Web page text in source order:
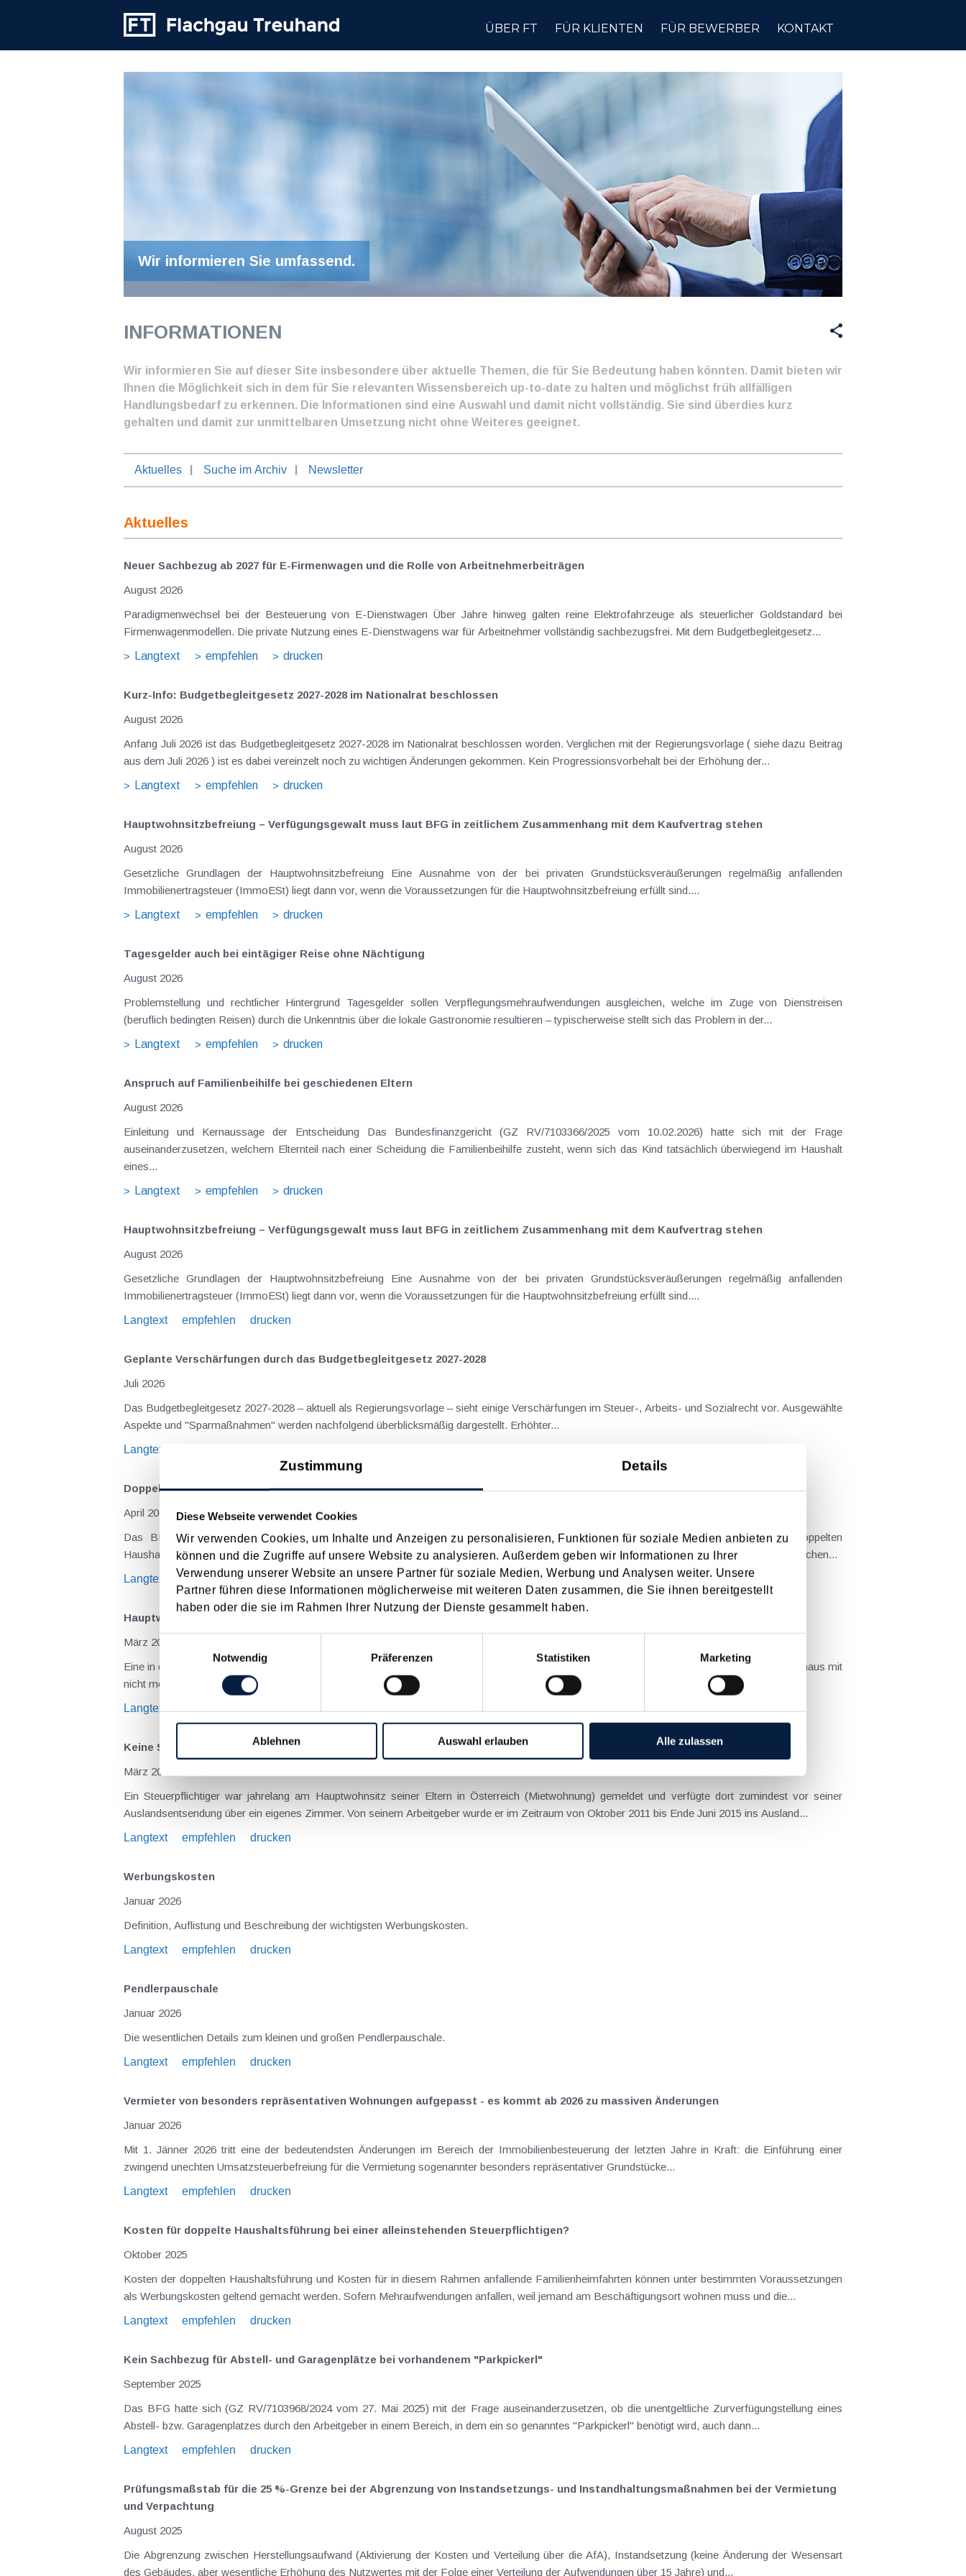
Zustimmung Details
Diese Webseite verwendet Cookies
Wir verwenden Cookies, um Inhalte und Anzeigen zu personalisieren, Funktionen für soziale Medien anbieten zu
können und die Zugriffe auf unsere Website zu analysieren. Außerdem geben wir Informationen zu Ihrer
Verwendung unserer Website an unsere Partner für soziale Medien, Werbung und Analysen weiter. Unsere
Partner führen diese Informationen möglicherweise mit weiteren Daten zusammen, die Sie ihnen bereitgestellt
haben oder die sie im Rahmen Ihrer Nutzung der Dienste gesammelt haben.
Einwilligungsauswahl
Notwendig
Präferenzen Statistiken Marketing
Ablehnen Auswahl erlauben Alle zulassen
ÜBER FT FÜR KLIENTEN FÜR BEWERBER KONTAKT
Wir informieren Sie umfassend.
INFORMATIONEN
Wir informieren Sie auf dieser Site insbesondere über aktuelle Themen, die für Sie Bedeutung haben könnten. Damit bieten wir
Ihnen die Möglichkeit sich in dem für Sie relevanten Wissensbereich up-to-date zu halten und möglichst früh allfälligen
Handlungsbedarf zu erkennen. Die Informationen sind eine Auswahl und damit nicht vollständig. Sie sind überdies kurz
gehalten und damit zur unmittelbaren Umsetzung nicht ohne Weiteres geeignet.
Aktuelles Suche im Archiv Newsletter
Aktuelles
Neuer Sachbezug ab 2027 für E-Firmenwagen und die Rolle von Arbeitnehmer​­beiträgen
August 2026
Paradigmenwechsel bei der Besteuerung von E-Dienstwagen Über Jahre hinweg galten reine Elektrofahrzeuge als steuerlicher Goldstandard bei
Firmenwagenmodellen. Die private Nutzung eines E-Dienstwagens war für Arbeitnehmer vollständig sachbezugsfrei. Mit dem Budgetbegleitgesetz...
Langtext
empfehlen drucken
Kurz-Info: Budgetbegleitgesetz 2027-2028 im Nationalrat beschlossen
August 2026
Anfang Juli 2026 ist das Budgetbegleitgesetz 2027-2028 im Nationalrat beschlossen worden. Verglichen mit der Regierungsvorlage ( siehe dazu Beitrag
aus dem Juli 2026 ) ist es dabei vereinzelt noch zu wichtigen Änderungen gekommen. Kein Progressionsvorbehalt bei der Erhöhung der...
Langtext
empfehlen drucken
Hauptwohnsitz​­befreiung – Verfügungsgewalt muss laut BFG in zeitlichem Zusammenhang mit dem Kaufvertrag stehen
August 2026
Gesetzliche Grundlagen der Hauptwohnsitzbefreiung Eine Ausnahme von der bei privaten Grundstücksveräußerungen regelmäßig anfallenden
Immobilienertragsteuer (ImmoESt) liegt dann vor, wenn die Voraussetzungen für die Hauptwohnsitzbefreiung erfüllt sind....
Langtext
empfehlen drucken
Tagesgelder auch bei eintägiger Reise ohne Nächtigung
August 2026
Problemstellung und rechtlicher Hintergrund Tagesgelder sollen Verpflegungsmehraufwendungen ausgleichen, welche im Zuge von Dienstreisen
(beruflich bedingten Reisen) durch die Unkenntnis über die lokale Gastronomie resultieren – typischerweise stellt sich das Problem in der...
Langtext
empfehlen drucken
Anspruch auf Familienbeihilfe bei geschiedenen Eltern
August 2026
Einleitung und Kernaussage der Entscheidung Das Bundesfinanzgericht (GZ RV/7103366/2025 vom 10.02.2026) hatte sich mit der Frage
auseinanderzusetzen, welchem Elternteil nach einer Scheidung die Familienbeihilfe zusteht, wenn sich das Kind tatsächlich überwiegend im Haushalt
eines...
Langtext
empfehlen drucken
Hauptwohnsitz​­befreiung – Verfügungsgewalt muss laut BFG in zeitlichem Zusammenhang mit dem Kaufvertrag stehen
August 2026
Gesetzliche Grundlagen der Hauptwohnsitzbefreiung Eine Ausnahme von der bei privaten Grundstücksveräußerungen regelmäßig anfallenden
Immobilienertragsteuer (ImmoESt) liegt dann vor, wenn die Voraussetzungen für die Hauptwohnsitzbefreiung erfüllt sind....
Langtext
empfehlen drucken
Geplante Verschärfungen durch das Budgetbegleitgesetz 2027-2028
Juli 2026
Das Budgetbegleitgesetz 2027-2028 – aktuell als Regierungsvorlage – sieht einige Verschärfungen im Steuer-, Arbeits- und Sozialrecht vor. Ausgewählte
Aspekte und "Sparmaßnahmen" werden nachfolgend überblicksmäßig dargestellt. Erhöhter...
Langtext
Doppelte Haushaltsführung und Familienwohnsitz - Werbungskosten und Pendlerverordnung
April 2026
Das BFG hatte sich in seiner Entscheidung vom 13. Mai 2025 (GZ RV/7104120/2024) mit der steuerlichen Anerkennung einer doppelten
Haushaltsführung sowie der Abzugsfähigkeit von Kosten für Familienheimfahrten auseinanderzusetzen. Im Mittelpunkt stand die Frage, unter welchen...
Langtext
empfehlen drucken
Hauptwohnsitzbefreiung bei Veräußerungsverlust
März 2026
Eine in der Praxis sehr wesentliche Steuerbefreiung ist die sogenannte Hauptwohnsitzbefreiung: Bei einer Veräußerung von Eigenheimen (Wohnhaus mit
nicht mehr als zwei Wohnungen) oder Eigentumswohnungen, die bisher als Hauptwohnsitz gedient haben, bleibt der...
Langtext
Keine Steuerpflicht in Österreich bei mehrjähriger Auslandsentsendung
März 2026
Ein Steuerpflichtiger war jahrelang am Hauptwohnsitz seiner Eltern in Österreich (Mietwohnung) gemeldet und verfügte dort zumindest vor seiner
Auslandsentsendung über ein eigenes Zimmer. Von seinem Arbeitgeber wurde er im Zeitraum von Oktober 2011 bis Ende Juni 2015 ins Ausland...
Langtext
empfehlen drucken
Werbungskosten
Januar 2026
Definition, Auflistung und Beschreibung der wichtigsten Werbungskosten.
Langtext
empfehlen drucken
Pendlerpauschale
Januar 2026
Die wesentlichen Details zum kleinen und großen Pendlerpauschale.
Langtext
empfehlen drucken
Vermieter von besonders repräsentativen Wohnungen aufgepasst - es kommt ab 2026 zu massiven Änderungen
Januar 2026
Mit 1. Jänner 2026 tritt eine der bedeutendsten Änderungen im Bereich der Immobilienbesteuerung der letzten Jahre in Kraft: die Einführung einer
zwingend unechten Umsatzsteuerbefreiung für die Vermietung sogenannter besonders repräsentativer Grundstücke...
Langtext
empfehlen drucken
Kosten für doppelte Haushaltsführung bei einer alleinstehenden Steuerpflichtigen?
Oktober 2025
Kosten der doppelten Haushaltsführung und Kosten für in diesem Rahmen anfallende Familienheimfahrten können unter bestimmten Voraussetzungen
als Werbungskosten geltend gemacht werden. Sofern Mehraufwendungen anfallen, weil jemand am Beschäftigungsort wohnen muss und die...
Langtext
empfehlen drucken
Kein Sachbezug für Abstell- und Garagenplätze bei vorhandenem "Parkpickerl"
September 2025
Das BFG hatte sich (GZ RV/7103968/2024 vom 27. Mai 2025) mit der Frage auseinanderzusetzen, ob die unentgeltliche Zurverfügungstellung eines
Abstell- bzw. Garagenplatzes durch den Arbeitgeber in einem Bereich, in dem ein so genanntes "Parkpickerl" benötigt wird, auch dann...
Langtext
empfehlen drucken
Prüfungsmaßstab für die 25 %-Grenze bei der Abgrenzung von Instandsetzungs- und Instandhaltungs­maßnahmen bei der Vermietung
und Verpachtung
August 2025
Die Abgrenzung zwischen Herstellungsaufwand (Aktivierung der Kosten und Verteilung über die AfA), Instandsetzung (keine Änderung der Wesensart
des Gebäudes, aber wesentliche Erhöhung des Nutzwertes mit der Folge einer Verteilung der Aufwendungen über 15 Jahre) und...